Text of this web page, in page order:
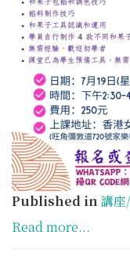
Published in 講
Read more...